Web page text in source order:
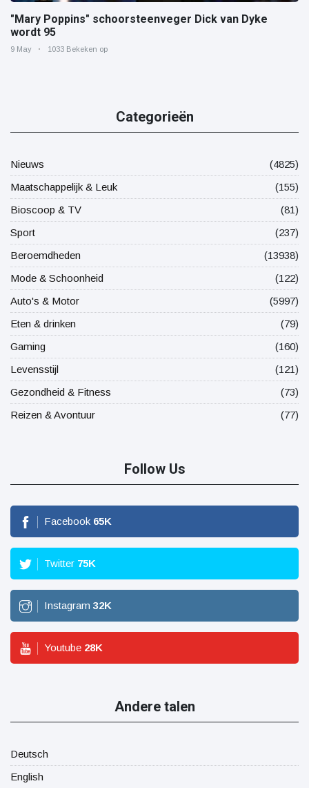
"Mary Poppins" schoorsteenveger Dick van Dyke
wordt 95
9 May 1033 Bekeken op
Categorieën
Nieuws
(4825)
Maatschappelijk & Leuk
(155)
Bioscoop & TV
(81)
Sport
(237)
Beroemdheden
(13938)
Mode & Schoonheid
(122)
Auto's & Motor
(5997)
Eten & drinken
(79)
Gaming
(160)
Levensstijl
(121)
Gezondheid & Fitness
(73)
Reizen & Avontuur
(77)
Follow Us
Facebook 65K
Twitter 75K
Instagram 32K
Youtube 28K
Andere talen
Deutsch
English